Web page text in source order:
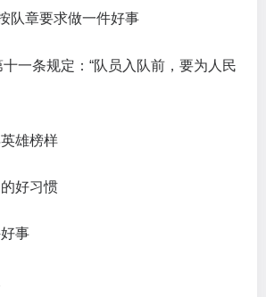
队章要求做一件好事
一条规定：“队员入队前，要为人民
雄榜样
好习惯
事